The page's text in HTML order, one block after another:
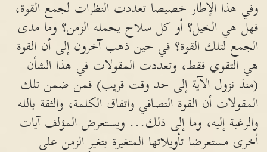
وفي هذا الإطار خصيصا تعددت النظرات لجمع القوة،
فهل هي الخيل؟ أو كل سلاح يحمله الزمن؟ وما مدى
الجمع لتلك القوة؟ في حين ذهب آخرون إلى أن القوة
هي التقوي فقط، وتعددت المقولات في هذا الشأن
(منذ نزول الآية إلى حد وقت قريب) فمن ضمن تلك
المقولات أن القوة التصافي واتفاق الكلمة، والثقة بالله
والرغبة إليه، وما إلى ذلك... ويستعرض المؤلف آيات
أخرى مستعرضا تأويلاتها المتغيرة بتغير الزمن على